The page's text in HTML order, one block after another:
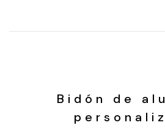
Bidón de